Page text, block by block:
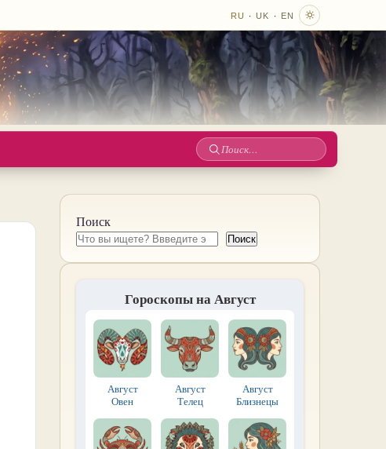
RU · UK · EN
Поиск
Поиск
Поиск
Гороскопы на Август
Август
Овен
Август
Телец
Август
Близнецы